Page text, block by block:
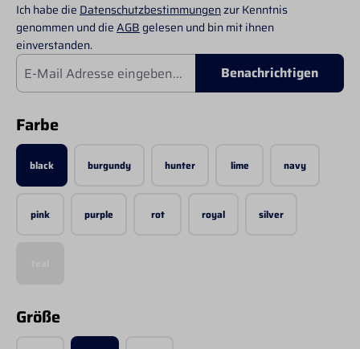
Ich habe die Datenschutzbestimmungenzur Kenntnis
genommen und dieAGB gelesen und bin mit ihnen
einverstanden.
Benachrichtigen
Farbeauswählen
black burgundy hunter lime navy
pink purple rot royal silver
Größeauswählen